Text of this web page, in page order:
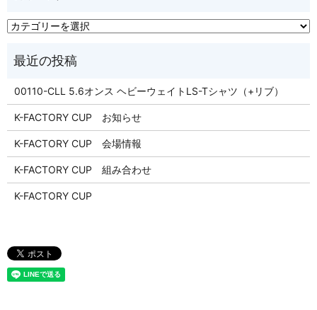
00110-CLL 5.6オンス ヘビーウェイトLS-Tシャツ（+リブ）
K-FACTORY CUP お知らせ
K-FACTORY CUP 会場情報
K-FACTORY CUP 組み合わせ
K-FACTORY CUP